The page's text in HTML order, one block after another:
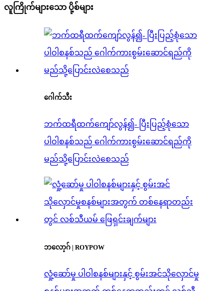
လူကြိုက်များသော ပို့စ်များ
ဂေါက်သီး
ဘက်ထရီထက်ကျော်လွန်၍- ပြီးပြည့်စုံသော
ပါဝါစနစ်သည် ဂေါက်ကားစွမ်းဆောင်ရည်ကို
မည်သို့ပြောင်းလဲစေသည်
ဘလော့ဂ် | ROYPOW
လှုံ့ဆော်မှု ပါဝါစနစ်များနှင့် စွမ်းအင်သိုလှောင်မှု